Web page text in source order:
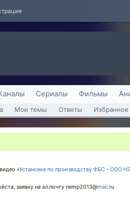
Сериалы Фильмы
Мои темы Ответы Избранное
«Установка по производству ФБС - ООО
заявку на эл.почту nemp2013@mail.ru